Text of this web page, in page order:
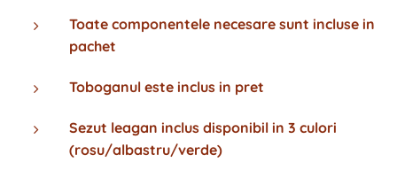
Toate componentele necesare sunt incluse in
pachet
Toboganul este inclus in pret
Sezut leagan inclus disponibil in 3 culori
(rosu/albastru/verde)